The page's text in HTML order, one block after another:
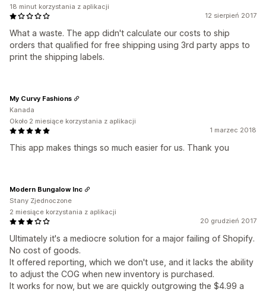
12 sierpień 2017
What a waste. The app didn't calculate our costs to ship
orders that qualified for free shipping using 3rd party apps to
print the shipping labels.
18 minut korzystania z aplikacji
1 marzec 2018
This app makes things so much easier for us. Thank you
My Curvy Fashions
Kanada
Około 2 miesiące korzystania z aplikacji
20 grudzień 2017
Ultimately it's a mediocre solution for a major failing of Shopify.
No cost of goods.
It offered reporting, which we don't use, and it lacks the ability
to adjust the COG when new inventory is purchased.
It works for now, but we are quickly outgrowing the $4.99 a
Modern Bungalow Inc
Stany Zjednoczone
2 miesiące korzystania z aplikacji